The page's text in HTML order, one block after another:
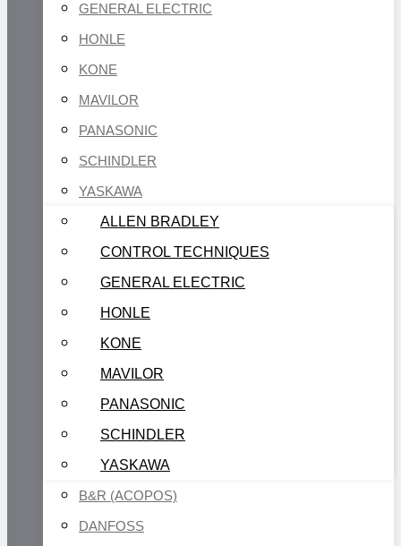
GENERAL ELECTRIC
HONLE
KONE
MAVILOR
PANASONIC
SCHINDLER
YASKAWA
ALLEN BRADLEY
CONTROL TECHNIQUES
GENERAL ELECTRIC
HONLE
KONE
MAVILOR
PANASONIC
SCHINDLER
YASKAWA
B&R (ACOPOS)
DANFOSS